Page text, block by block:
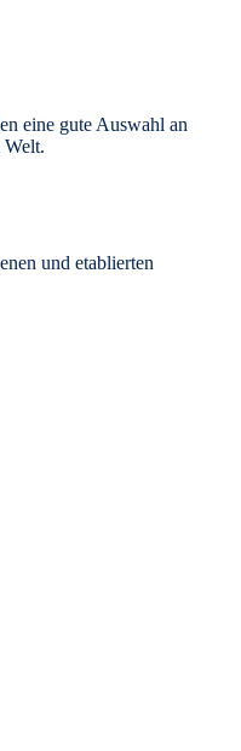
eine gute Auswahl an
Welt.
und etablierten